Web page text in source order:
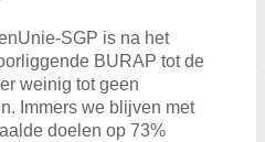
SGP is na het
BURAP tot de
weinig tot geen
Immers we blijven met
doelen op 73%